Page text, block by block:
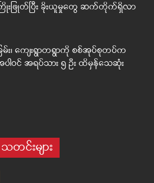
ကြိုးဖြုတ်ပြီး ခိုးယူမှုတွေ ဆက်တိုက်ရှိလာ
၊ ကျေးရွာတရွာကို စစ်အုပ်စုတပ်က
ပါဝင် အရပ်သား ၅ ဦး ထိမှန်သေဆုံး
င်းများ